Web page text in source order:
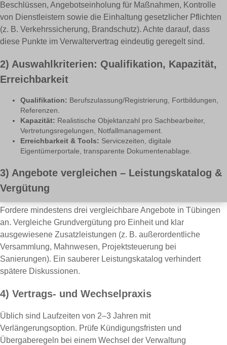
Beschlüssen, Angebotseinholung für Maßnahmen, Kontrolle
von Dienstleistern sowie die Einhaltung gesetzlicher Pflichten
(z. B. Verkehrssicherung, Brandschutz). Achte darauf, dass
diese Punkte im Verwaltervertrag eindeutig geregelt sind.
2) Auswahlkriterien: Qualifikation, Kapazität,
Erreichbarkeit
Qualifikation: Berufszulassung/Registrierung, Fortbildungen,
Referenzen.
Kapazität: Realistische Objektanzahl pro Sachbearbeiter,
Vertretungsregelungen, Notfallmanagement.
Erreichbarkeit & Tools: Servicezeiten, digitale
Eigentümerportale, transparente Dokumentenablage.
3) Angebote vergleichen – Leistungskatalog &
Vergütung
Fordere mindestens drei vergleichbare Angebote in Tübingen
an. Vergleiche Grundvergütung pro Einheit und klar
ausgewiesene Zusatzleistungen (z. B. außerordentliche
Versammlung, Mahnwesen, Projektsteuerung bei
Sanierungen). Ein sauberer Leistungskatalog verhindert
spätere Diskussionen.
4) Vertrags- und Wechselpraxis
Üblich sind Laufzeiten von 2–3 Jahren mit
Verlängerungsoption. Prüfe Kündigungsfristen und
Übergaberegeln bei einem Wechsel der Verwaltung